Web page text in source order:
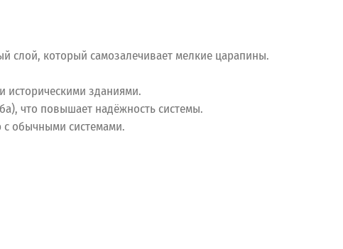
слой, который самозалечивает мелкие царапины.
историческими зданиями.
что повышает надёжность системы.
обычными системами.